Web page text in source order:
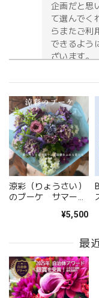
企画だと思
て選んでく
らまたご利
できるよう
ざいます。
2026/
無事に届いたようで
しようと思っていた
た。 送り先の友人
立派なアレンジメン
慮されていたよう
ました。
このたびは
お花をお選
涼彩（りょうさい）
のブーケ サマーギ
寄り添う、清涼感あ
¥5,500
最